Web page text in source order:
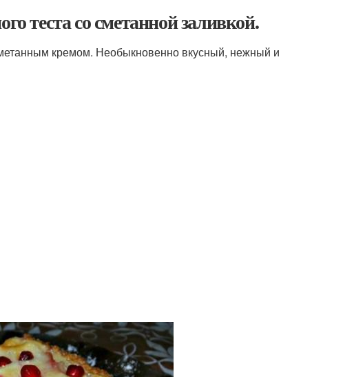
теста со сметанной заливкой.
кремом. Необыкновенно вкусный, нежный и